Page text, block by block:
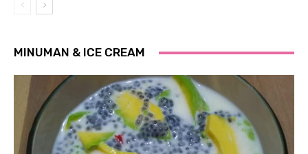
MINUMAN & ICE CREAM